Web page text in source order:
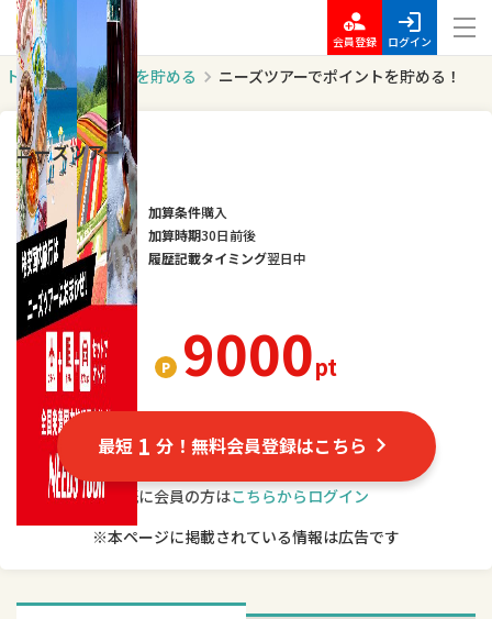
会員登録 ログイン
トップ ポイントを貯める ニーズツアーでポイントを貯める！
ニーズツアー
9000pt
加算条件購入
加算時期30日前後
履歴記載タイミング翌日中
最短 1 分！無料会員登録はこちら
既に会員の方はこちらからログイン
※本ページに掲載されている情報は広告です